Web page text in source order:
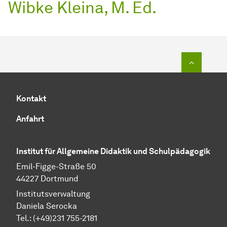
Wibke Kleina, M. Ed.
Kontakt
Anfahrt
Institut für Allgemeine Didaktik und Schulpädagogik
Emil-Figge-Straße 50
44227 Dortmund
Institutsverwaltung
Daniela Serocka
Tel.: (+49)231 755-2181